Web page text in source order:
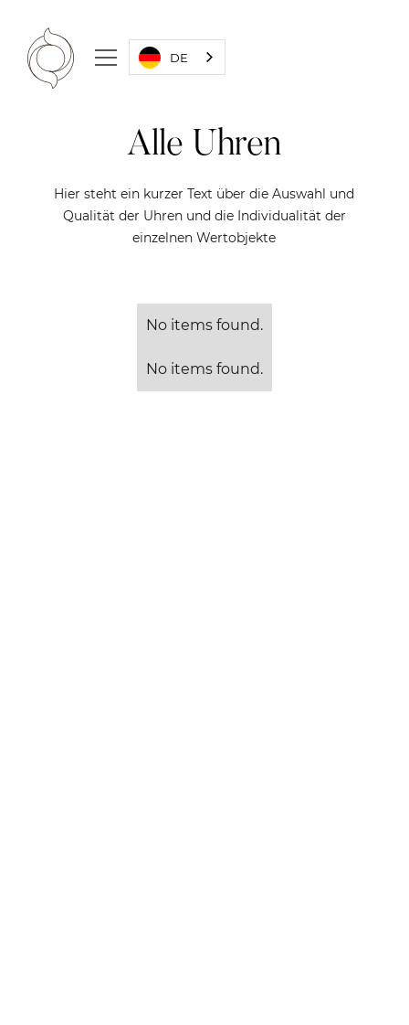
DE
Alle Uhren
Hier steht ein kurzer Text über die Auswahl und
Qualität der Uhren und die Individualität der
einzelnen Wertobjekte
No items found.
No items found.